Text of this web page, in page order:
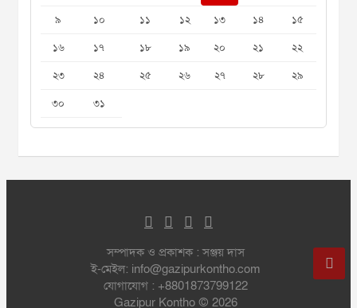
৯
১০ ১১ ১২ ১৩ ১৪
১৫
১৬
১৭ ১৮ ১৯ ২০ ২১
২২
২৩
২৪ ২৫ ২৬ ২৭ ২৮
২৯
৩০
৩১
সম্পাদক ও প্রকাশক : সঞ্জয় দাস
ই-মেইল: info@gazipurkontho.com
যোগাযোগ : +8801873799122
Gazipur Kontho © 2026